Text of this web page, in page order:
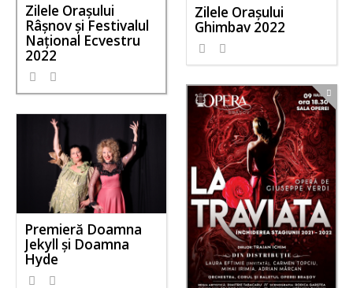
Zilele Orașului
Râșnov și Festivalul
Național Ecvestru
2022
Zilele Orașului
Ghimbav 2022
Premieră Doamna
Jekyll și Doamna
Hyde